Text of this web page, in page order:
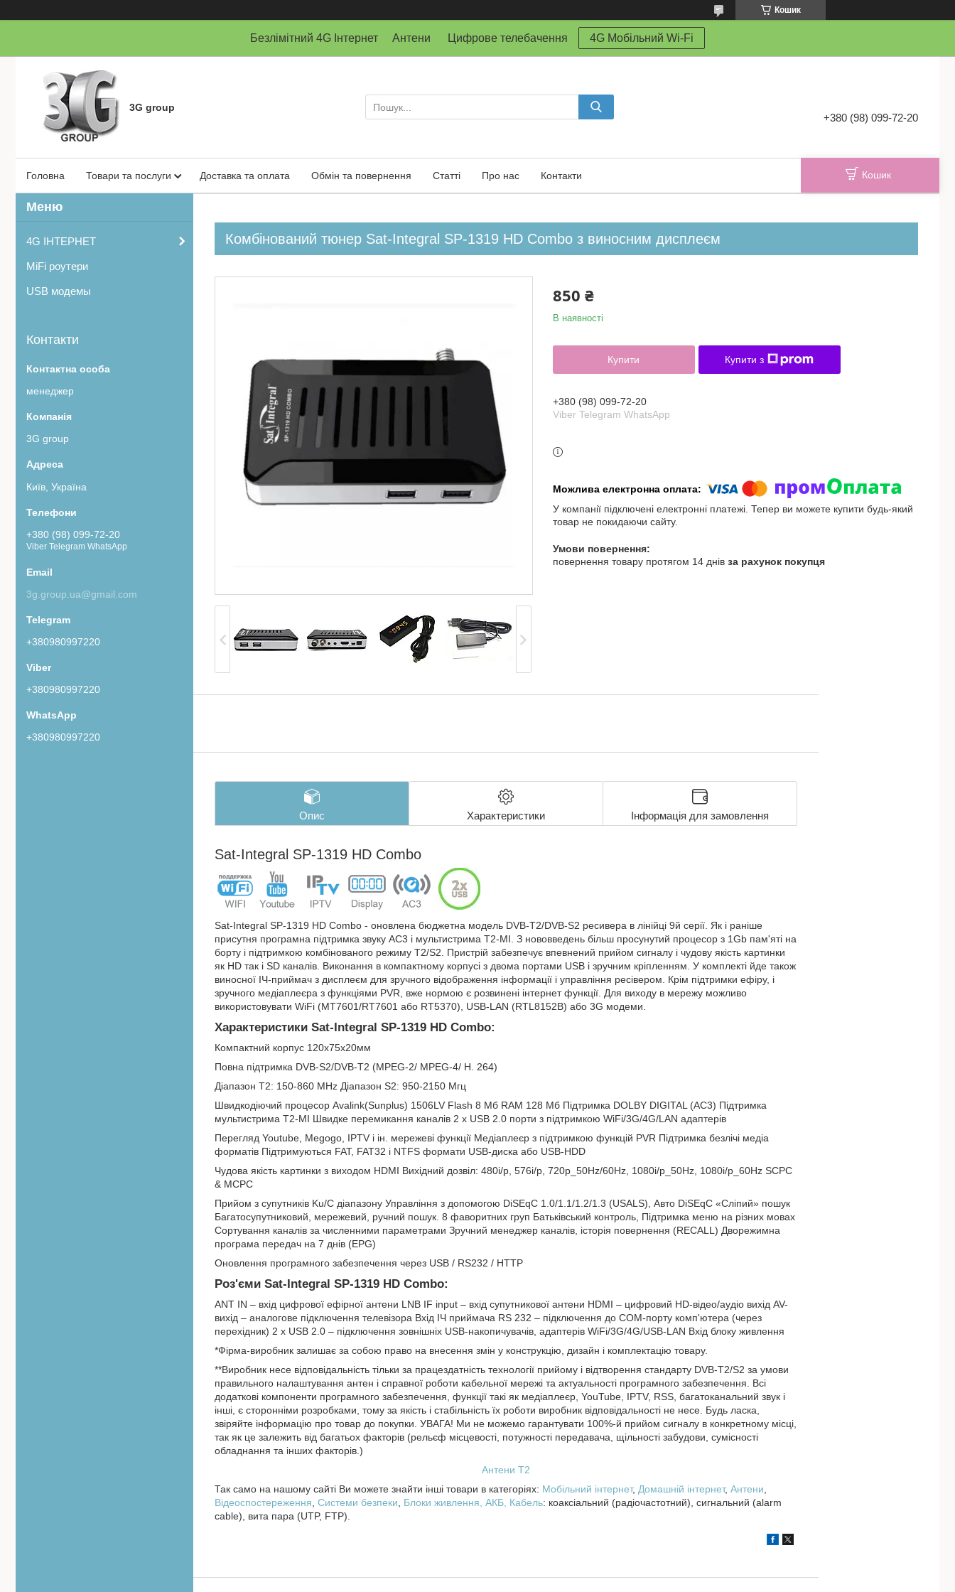
Кошик
Безлімітний 4G Інтернет Антени Цифрове телебачення 4G Мобільний Wi-Fi
3G group
+380 (98) 099-72-20
Головна Товари та послуги Доставка та оплата Обмін та повернення Статті Про нас Контакти Кошик
Комбінований тюнер Sat-Integral SP-1319 HD Combo з виносним дисплеєм
850 ₴
В наявності
Купити Купити з
+380 (98) 099-72-20
Viber Telegram WhatsApp
У компанії підключені електронні платежі. Тепер ви можете купити будь-який
товар не покидаючи сайту.
повернення товару протягом 14 днів за рахунок покупця
Опис Характеристики Інформація для замовлення
Sat-Integral SP-1319 HD Combo
Sat-Integral SP-1319 HD Combo - оновлена бюджетна модель DVB-T2/DVB-S2 ресивера в лінійці 9й серії. Як і раніше
присутня програмна підтримка звуку AC3 і мультистрима T2-MI. З нововведень більш просунутий процесор з 1Gb пам'яті на
борту і підтримкою комбінованого режиму T2/S2. Пристрій забезпечує впевнений прийом сигналу і чудову якість картинки
як HD так і SD каналів. Виконання в компактному корпусі з двома портами USB і зручним кріпленням. У комплекті йде також
виносної ІЧ-приймач з дисплеєм для зручного відображення інформації і управління ресівером. Крім підтримки ефіру, і
зручного медіаплеєра з функціями PVR, вже нормою є розвинені інтернет функції. Для виходу в мережу можливо
використовувати WiFi (MT7601/RT7601 або RT5370), USB-LAN (RTL8152B) або 3G модеми.
Характеристики Sat-Integral SP-1319 HD Combo:
Компактний корпус 120х75х20мм
Повна підтримка DVB-S2/DVB-T2 (MPEG-2/ MPEG-4/ H. 264)
Діапазон T2: 150-860 MHz Діапазон S2: 950-2150 Мгц
Швидкодіючий процесор Avalink(Sunplus) 1506LV Flash 8 Мб RAM 128 Мб Підтримка DOLBY DIGITAL (AC3) Підтримка
мультистрима T2-MI Швидке перемикання каналів 2 х USB 2.0 порти з підтримкою WiFi/3G/4G/LAN адаптерів
Перегляд Youtube, Megogo, IPTV і ін. мережеві функції Медіаплеєр з підтримкою функцій PVR Підтримка безлічі медіа
форматів Підтримуються FAT, FAT32 і NTFS формати USB-диска або USB-HDD
Чудова якість картинки з виходом HDMI Вихідний дозвіл: 480i/p, 576i/p, 720p_50Hz/60Hz, 1080i/p_50Hz, 1080i/p_60Hz SCPC
& MCPC
Прийом з супутників Ku/C діапазону Управління з допомогою DiSEqC 1.0/1.1/1.2/1.3 (USALS), Авто DiSEqC «Сліпий» пошук
Багатосупутниковий, мережевий, ручний пошук. 8 фаворитних груп Батьківський контроль, Підтримка меню на різних мовах
Сортування каналів за численними параметрами Зручний менеджер каналів, історія повернення (RECALL) Дворежимна
програма передач на 7 днів (EPG)
Оновлення програмного забезпечення через USB / RS232 / HTTP
Роз'єми Sat-Integral SP-1319 HD Combo:
ANT IN – вхід цифрової ефірної антени LNB IF input – вхід супутникової антени HDMI – цифровий HD-відео/аудіо вихід AV-
вихід – аналогове підключення телевізора Вхід ІЧ приймача RS 232 – підключення до COM-порту комп'ютера (через
перехідник) 2 х USB 2.0 – підключення зовнішніх USB-накопичувачів, адаптерів WiFi/3G/4G/USB-LAN Вхід блоку живлення
*Фірма-виробник залишає за собою право на внесення змін у конструкцію, дизайн і комплектацію товару.
**Виробник несе відповідальність тільки за працездатність технології прийому і відтворення стандарту DVB-Т2/S2 за умови
правильного налаштування антен і справної роботи кабельної мережі та актуальності програмного забезпечення. Всі
додаткові компоненти програмного забезпечення, функції такі як медіаплеєр, YouTube, IPTV, RSS, багатоканальний звук і
інші, є сторонніми розробками, тому за якість і стабільність їх роботи виробник відповідальності не несе. Будь ласка,
звіряйте інформацію про товар до покупки. УВАГА! Ми не можемо гарантувати 100%-й прийом сигналу в конкретному місці,
так як це залежить від багатьох факторів (рельєф місцевості, потужності передавача, щільності забудови, сумісності
обладнання та інших факторів.)
Антени T2
Так само на нашому сайті Ви можете знайти інші товари в категоріях: Мобільний інтернет, Домашній інтернет, Антени,
Відеоспостереження, Системи безпеки, Блоки живлення, АКБ, Кабель: коаксіальний (радіочастотний), сигнальний (alarm
cable), вита пара (UTP, FTP).
4G ІНТЕРНЕТ
MiFi роутери
USB модемы
Контакти
менеджер
3G group
Київ, Україна
+380 (98) 099-72-20
Viber Telegram WhatsApp
3g.group.ua@gmail.com
+380980997220
+380980997220
+380980997220